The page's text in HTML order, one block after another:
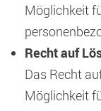
Möglichkeit
Recht auf
Das Recht
Möglichkeit